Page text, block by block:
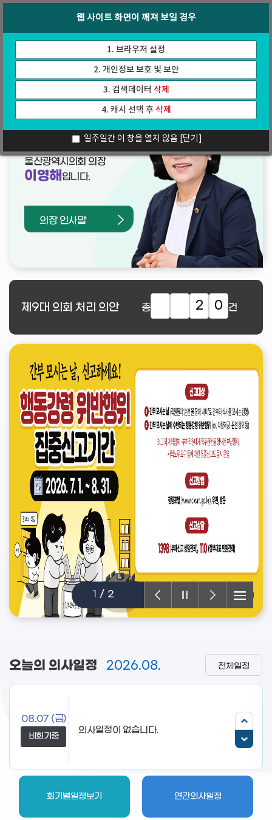
가
기
인터넷방송
웹 사이트 화면이 깨져 보일 경우
1. 브라우저 설정
2. 개인정보 보호 및 보안
3. 검색데이터 삭제
4. 캐시 선택 후삭제
일주일간 이 창을 열지 않음 [닫기]
1 / 2
열린의장실
울산광역시의회 의장
이영해 입니다.
의장 인사말
제9대 의회 처리 의안 총 2 0 건
오늘의 의사일정 2026.08.
08.07 (금)
비회기중
의사일정이 없습니다.
회기별일정보기 연간의사일정
전체일정